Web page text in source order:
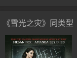
《雪光之灾》同类型